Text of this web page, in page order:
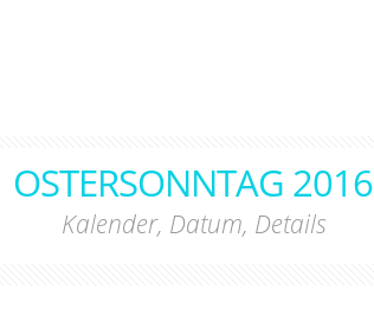
OSTERSONNTAG 2016
Kalender, Datum, Details